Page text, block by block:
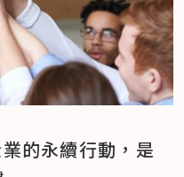
的永續行動，是